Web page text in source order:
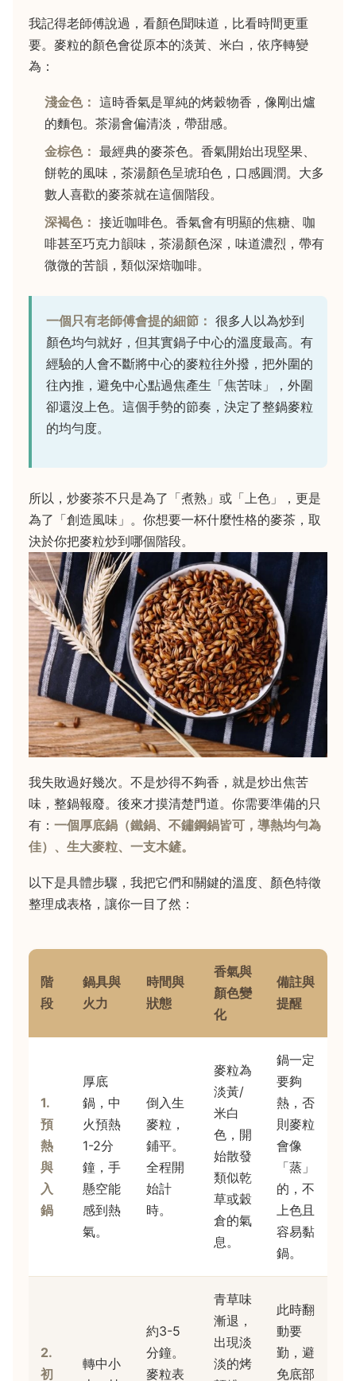
我記得老師傅說過，看顏色聞味道，比看時間更重
要。麥粒的顏色會從原本的淡黃、米白，依序轉變
為：
淺金色： 這時香氣是單純的烤穀物香，像剛出爐
的麵包。茶湯會偏清淡，帶甜感。
金棕色： 最經典的麥茶色。香氣開始出現堅果、
餅乾的風味，茶湯顏色呈琥珀色，口感圓潤。大多
數人喜歡的麥茶就在這個階段。
深褐色： 接近咖啡色。香氣會有明顯的焦糖、咖
啡甚至巧克力韻味，茶湯顏色深，味道濃烈，帶有
微微的苦韻，類似深焙咖啡。
一個只有老師傅會提的細節： 很多人以為炒到
顏色均勻就好，但其實鍋子中心的溫度最高。有
經驗的人會不斷將中心的麥粒往外撥，把外圍的
往內推，避免中心點過焦產生「焦苦味」，外圍
卻還沒上色。這個手勢的節奏，決定了整鍋麥粒
的均勻度。
所以，炒麥茶不只是為了「煮熟」或「上色」，更是
為了「創造風味」。你想要一杯什麼性格的麥茶，取
決於你把麥粒炒到哪個階段。
我失敗過好幾次。不是炒得不夠香，就是炒出焦苦
味，整鍋報廢。後來才摸清楚門道。你需要準備的只
有： 一個厚底鍋（鐵鍋、不鏽鋼鍋皆可，導熱均勻為
佳）、生大麥粒、一支木鏟。
以下是具體步驟，我把它們和關鍵的溫度、顏色特徵
整理成表格，讓你一目了然：
階
段
鍋具與
火力
時間與
狀態
香氣與
顏色變
化
備註與
提醒
1.
預
熱
與
入
鍋
厚底
鍋，中
火預熱
1-2分
鐘，手
懸空能
感到熱
氣。
倒入生
麥粒，
鋪平。
全程開
始計
時。
麥粒為
淡黃/
米白
色，開
始散發
類似乾
草或穀
倉的氣
息。
鍋一定
要夠
熱，否
則麥粒
會像
「蒸」
的，不
上色且
容易黏
鍋。
2.
初
轉中小
約3-5
分鐘。
麥粒表
青草味
漸退，
出現淡
淡的烤
此時翻
動要
勤，避
免底部